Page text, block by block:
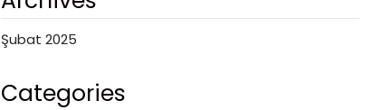
Şubat 2025
Categories